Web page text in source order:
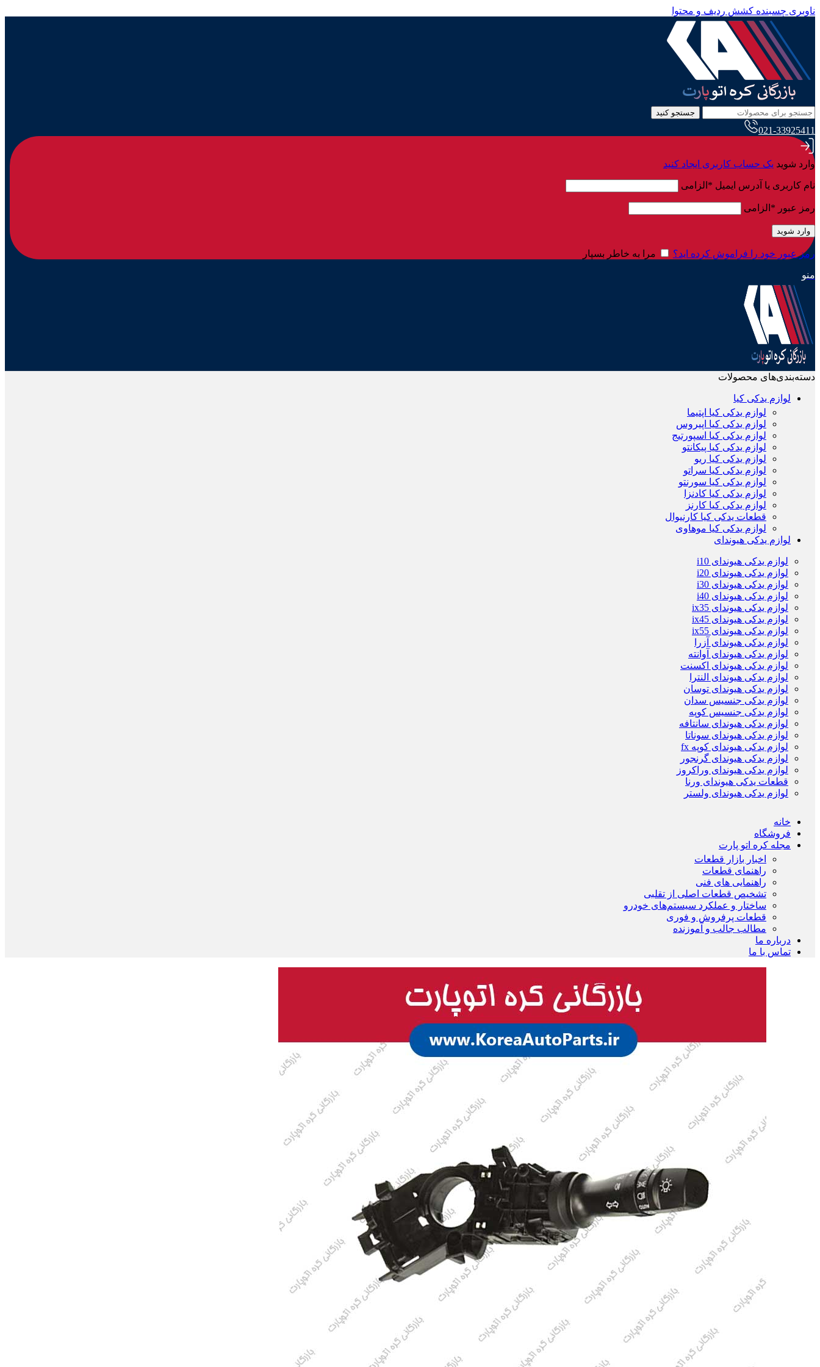
ناوبری چسبنده کشش ردیف و محتوا
جستجو کنید
021-33925411
وارد شوید یک حساب کاربری ایجاد کنید
نام کاربری یا آدرس ایمیل * الزامی
رمز عبور * الزامی
وارد شوید
رمز عبور خود را فراموش کرده اید؟ مرا به خاطر بسپار
منو
دسته‌بندی‌های محصولات
لوازم یدکی کیا
لوازم یدکی کیا اپتیما
لوازم یدکی کیا اپیروس
لوازم یدکی کیا اسپورتیج
لوازم یدکی کیا پیکانتو
لوازم یدکی کیا ریو
لوازم یدکی کیا سراتو
لوازم یدکی کیا سورنتو
لوازم یدکی کیا کادنزا
لوازم یدکی کیا کارنز
قطعات یدکی کیا کارنیوال
لوازم یدکی کیا موهاوی
لوازم یدکی هیوندای
لوازم یدکی هیوندای i10
لوازم یدکی هیوندای i20
لوازم یدکی هیوندای i30
لوازم یدکی هیوندای i40
لوازم یدکی هیوندای ix35
لوازم یدکی هیوندای ix45
لوازم یدکی هیوندای ix55
لوازم یدکی هیوندای آزرا
لوازم یدکی هیوندای آوانته
لوازم یدکی هیوندای اکسنت
لوازم یدکی هیوندای النترا
لوازم یدکی هیوندای توسان
لوازم یدکی جنسیس سدان
لوازم یدکی جنسیس کوپه
لوازم یدکی هیوندای سانتافه
لوازم یدکی هیوندای سوناتا
لوازم یدکی هیوندای کوپه fx
لوازم یدکی هیوندای گرنجور
لوازم یدکی هیوندای وراکروز
قطعات یدکی هیوندای ورنا
لوازم یدکی هیوندای ولستر
خانه
فروشگاه
مجله کره اتو پارت
اخبار بازار قطعات
راهنمای قطعات
راهنمایی های فنی
تشخیص قطعات اصلی از تقلبی
ساختار و عملکرد سیستم‌های خودرو
قطعات پرفروش و فوری
مطالب جالب و آموزنده
درباره ما
تماس با ما